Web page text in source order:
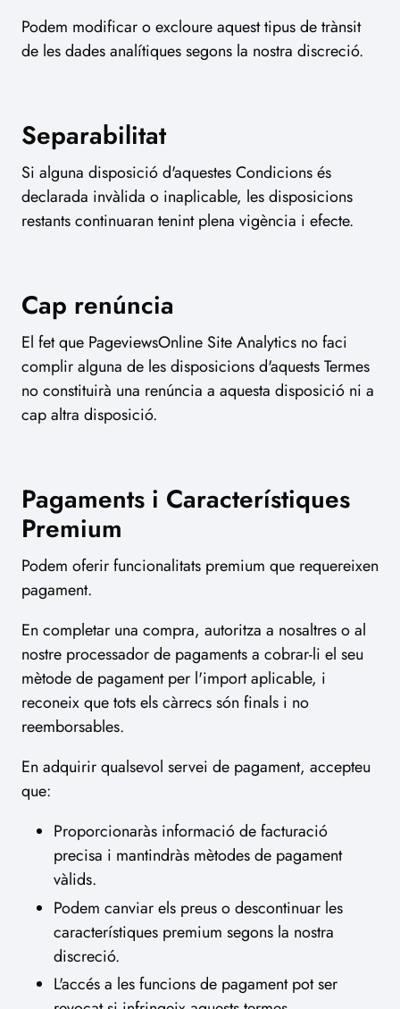
Podem modificar o excloure aquest tipus de trànsit
de les dades analítiques segons la nostra discreció.
Separabilitat
Si alguna disposició d'aquestes Condicions és
declarada invàlida o inaplicable, les disposicions
restants continuaran tenint plena vigència i efecte.
Cap renúncia
El fet que PageviewsOnline Site Analytics no faci
complir alguna de les disposicions d'aquests Termes
no constituirà una renúncia a aquesta disposició ni a
cap altra disposició.
Pagaments i Característiques
Premium
Podem oferir funcionalitats premium que requereixen
pagament.
En completar una compra, autoritza a nosaltres o al
nostre processador de pagaments a cobrar-li el seu
mètode de pagament per l'import aplicable, i
reconeix que tots els càrrecs són finals i no
reemborsables.
En adquirir qualsevol servei de pagament, accepteu
que:
Proporcionaràs informació de facturació
precisa i mantindràs mètodes de pagament
vàlids.
Podem canviar els preus o descontinuar les
característiques premium segons la nostra
discreció.
L'accés a les funcions de pagament pot ser